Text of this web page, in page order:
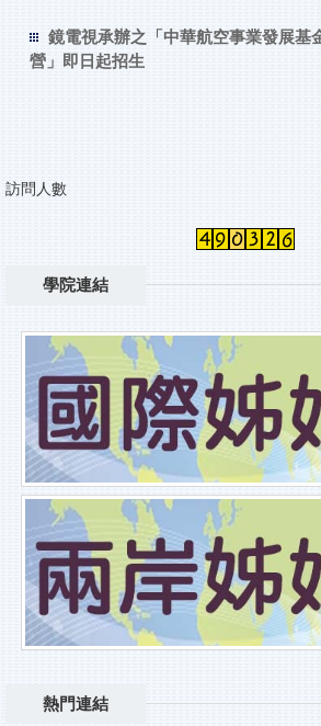
鏡電視承辦之「中華航空事業發展基
營」即日起招生
訪問人數
學院連結
熱門連結